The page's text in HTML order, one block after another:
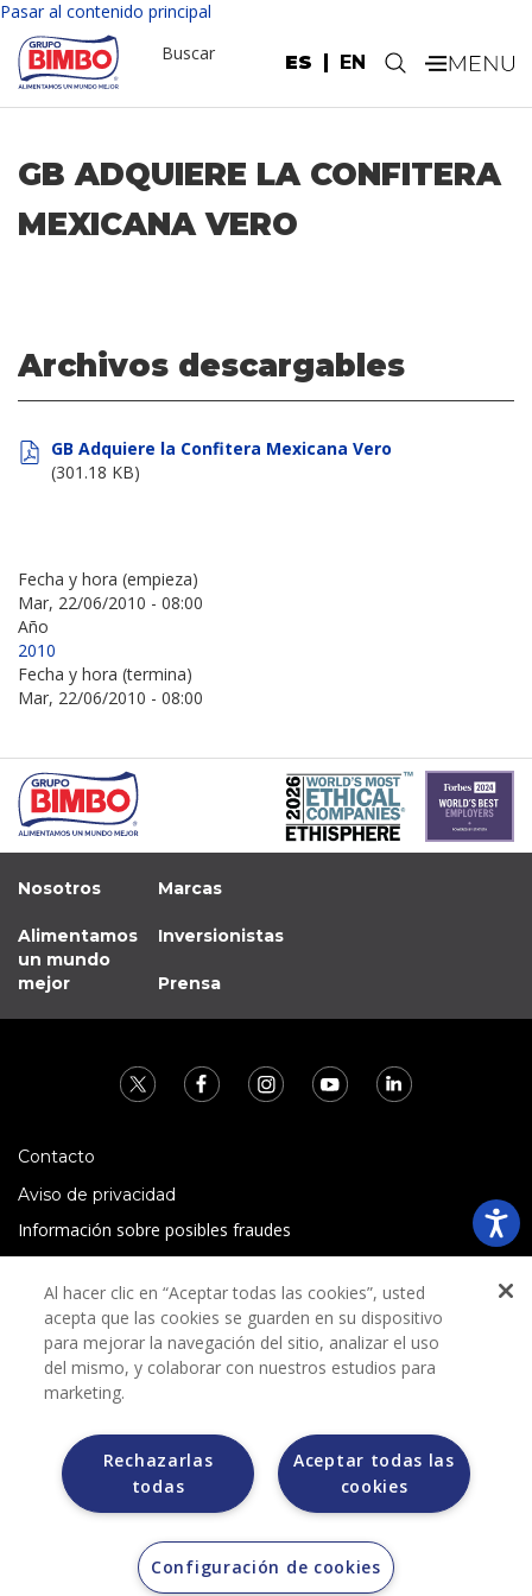
Pasar al contenido principal
ES EN
Buscar .
GB ADQUIERE LA CONFITERA
MEXICANA VERO
Archivos descargables
GB Adquiere la Confitera Mexicana Vero
(301.18 KB)
Fecha y hora (empieza)
Mar, 22/06/2010 - 08:00
Año
2010
Fecha y hora (termina)
Mar, 22/06/2010 - 08:00
Nosotros
Alimentamos
un mundo
mejor
Marcas
Inversionistas
Prensa
Contacto
Aviso de privacidad
Información sobre posibles fraudes
Términos y condiciones
Grupo Bimbo no solicita ningún tipo de pago durante el
proceso de selección.
otros sitios de internet. Sólo lo hace a través de la casa
subastas MORTON.
Al hacer clic en “Aceptar todas las cookies”, usted
acepta que las cookies se guarden en su dispositivo
para mejorar la navegación del sitio, analizar el uso
del mismo, y colaborar con nuestros estudios para
marketing.
Aceptar todas las
cookies
Rechazarlas
todas
Configuración de cookies